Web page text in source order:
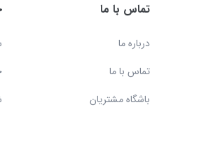
تماس با ما
درباره ما
تماس با ما
باشگاه مشتریان